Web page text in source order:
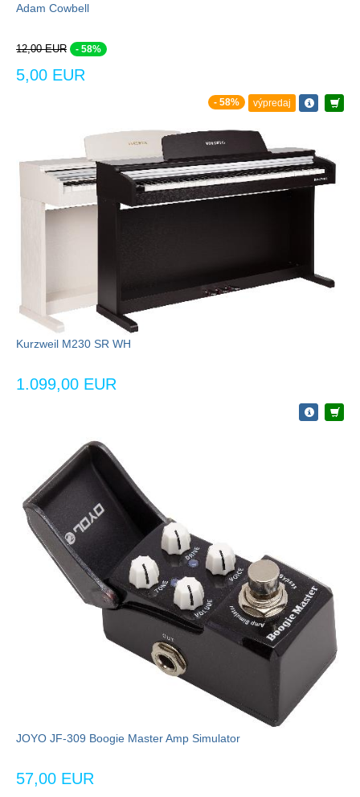
Adam Cowbell
12,00 EUR - 58%
5,00 EUR
- 58% výpredaj
Kurzweil M230 SR WH
1.099,00 EUR
JOYO JF-309 Boogie Master Amp Simulator
57,00 EUR